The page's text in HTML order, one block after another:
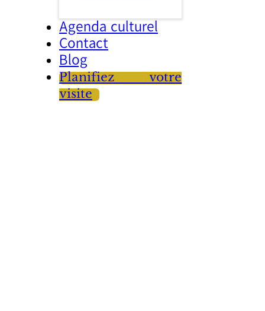
Agenda culturel
Contact
Blog
Planifiez votre
visite